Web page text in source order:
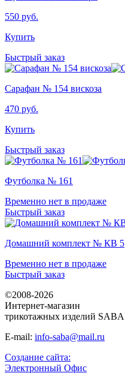
550 руб.
Купить
Быстрый заказ
Сарафан № 154 вискоза
470 руб.
Купить
Быстрый заказ
Футболка № 161
Временно нет в продаже
Быстрый заказ
Домашний комплект № КВ 5
Временно нет в продаже
Быстрый заказ
©2008-2026
Интернет-магазин
трикотажных изделий SABA
E-mail: info-saba@mail.ru
Создание сайта:
Электронный Офис